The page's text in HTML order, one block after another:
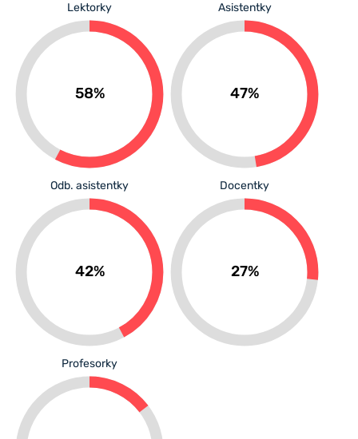
Lektorky
58%
Asistentky
47%
Odb. asistentky
42%
Docentky
27%
Profesorky